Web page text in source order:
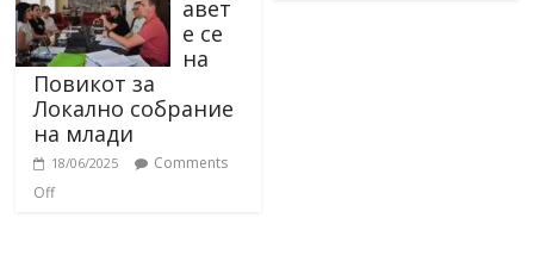
авет
е се
на
Повикот за
Локално собрание
на млади
18/06/2025
Comments
Off